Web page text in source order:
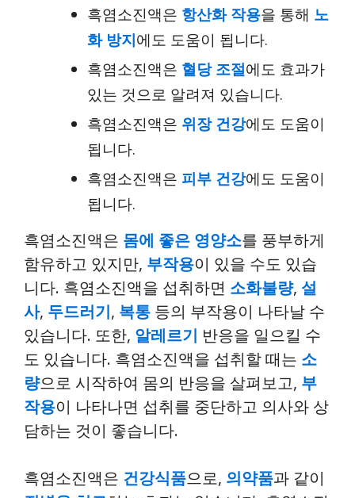
흑염소진액은 항산화 작용을 통해 노
화 방지에도 도움이 됩니다.
흑염소진액은 혈당 조절에도 효과가
있는 것으로 알려져 있습니다.
흑염소진액은 위장 건강에도 도움이
됩니다.
흑염소진액은 피부 건강에도 도움이
됩니다.
흑염소진액은 몸에 좋은 영양소를 풍부하게
함유하고 있지만, 부작용이 있을 수도 있습
니다. 흑염소진액을 섭취하면 소화불량, 설
사, 두드러기, 복통 등의 부작용이 나타날 수
있습니다. 또한, 알레르기 반응을 일으킬 수
도 있습니다. 흑염소진액을 섭취할 때는 소
량으로 시작하여 몸의 반응을 살펴보고, 부
작용이 나타나면 섭취를 중단하고 의사와 상
담하는 것이 좋습니다.
흑염소진액은 건강식품으로, 의약품과 같이